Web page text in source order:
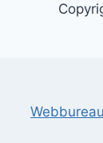
Webbureau